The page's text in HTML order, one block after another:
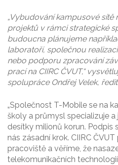
„Vybudování kampusové sítě
projektů v rámci strategické
budoucna plánujeme
laboratoří, společnou
nebo podporu zpracování
prací na CIIRC ČVUT,“
spolupráce Ondřej Velek,
„Společnost T-Mobile se na
školy a průmysl specializuje
desítky milionů korun. Podpis
nás zásadní krok. CIIRC
pracoviště a věříme, že
telekomunikačních